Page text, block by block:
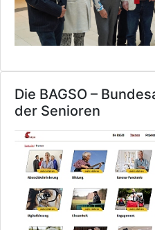
Die BAGSO –
der Senioren